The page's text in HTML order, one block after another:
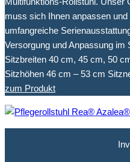
muss sich Ihnen anpassen
umfangreiche
Versorgung und Anpassung im
Sitzbreiten 40 cm, 45 cm, 50
Sitzhöhen 46 cm – 53 cm
zum Produkt